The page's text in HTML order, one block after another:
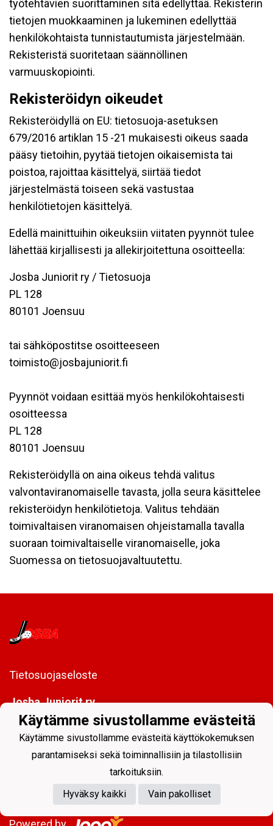
työtehtävien suorittaminen sitä edellyttää. Rekisterin
tietojen muokkaaminen ja lukeminen edellyttää
henkilökohtaista tunnistautumista järjestelmään.
Rekisteristä suoritetaan säännöllinen
varmuuskopiointi.
Rekisteröidyn oikeudet
Rekisteröidyllä on EU: tietosuoja-asetuksen
679/2016 artiklan 15 -21 mukaisesti oikeus saada
pääsy tietoihin, pyytää tietojen oikaisemista tai
poistoa, rajoittaa käsittelyä, siirtää tiedot
järjestelmästä toiseen sekä vastustaa
henkilötietojen käsittelyä.
Edellä mainittuihin oikeuksiin viitaten pyynnöt tulee
lähettää kirjallisesti ja allekirjoitettuna osoitteella:
Josba Juniorit ry / Tietosuoja
PL 128
80101 Joensuu
tai sähköpostitse osoitteeseen
toimisto@josbajuniorit.fi
Pyynnöt voidaan esittää myös henkilökohtaisesti
osoitteessa
PL 128
80101 Joensuu
Rekisteröidyllä on aina oikeus tehdä valitus
valvontaviranomaiselle tavasta, jolla seura käsittelee
rekisteröidyn henkilötietoja. Valitus tehdään
toimivaltaisen viranomaisen ohjeistamalla tavalla
suoraan toimivaltaiselle viranomaiselle, joka
Suomessa on tietosuojavaltuutettu.
Tietosuojaseloste
Josba Juniorit ry
PL 128
80101 Joensuu
toimisto@josbajuniorit.fi
Käytämme sivustollamme evästeitä
Käytämme sivustollamme evästeitä käyttökokemuksen
parantamiseksi sekä toiminnallisiin ja tilastollisiin
tarkoituksiin.
Hyväksy kaikki
Vain pakolliset